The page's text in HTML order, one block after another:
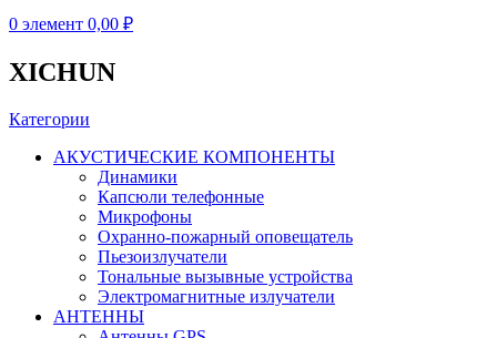
0 элемент 0,00 ₽
XICHUN
Категории
АКУСТИЧЕСКИЕ КОМПОНЕНТЫ
Динамики
Капсюли телефонные
Микрофоны
Охранно-пожарный оповещатель
Пьезоизлучатели
Тональные вызывные устройства
Электромагнитные излучатели
АНТЕННЫ